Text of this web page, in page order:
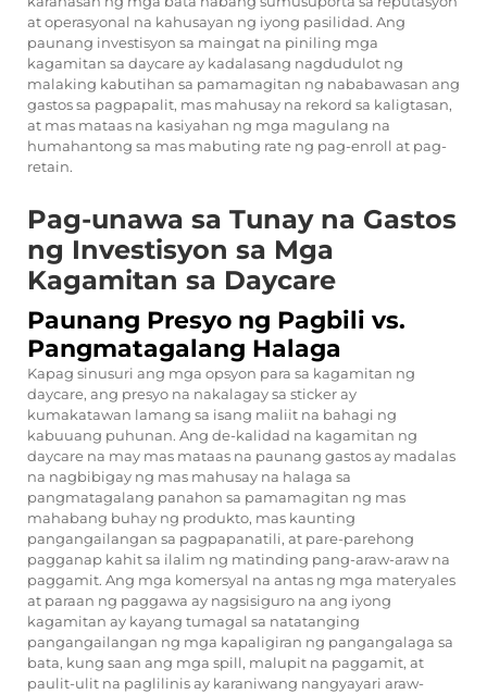
at operasyonal na kahusayan ng iyong pasilidad. Ang
paunang investisyon sa maingat na piniling mga
kagamitan sa daycare ay kadalasang nagdudulot ng
malaking kabutihan sa pamamagitan ng nababawasan ang
gastos sa pagpapalit, mas mahusay na rekord sa kaligtasan,
at mas mataas na kasiyahan ng mga magulang na
humahantong sa mas mabuting rate ng pag-enroll at pag-
retain.
Pag-unawa sa Tunay na Gastos
ng Investisyon sa Mga
Kagamitan sa Daycare
Paunang Presyo ng Pagbili vs.
Pangmatagalang Halaga
Kapag sinusuri ang mga opsyon para sa kagamitan ng
daycare, ang presyo na nakalagay sa sticker ay
kumakatawan lamang sa isang maliit na bahagi ng
kabuuang puhunan. Ang de-kalidad na kagamitan ng
daycare na may mas mataas na paunang gastos ay madalas
na nagbibigay ng mas mahusay na halaga sa
pangmatagalang panahon sa pamamagitan ng mas
mahabang buhay ng produkto, mas kaunting
pangangailangan sa pagpapanatili, at pare-parehong
pagganap kahit sa ilalim ng matinding pang-araw-araw na
paggamit. Ang mga komersyal na antas ng mga materyales
at paraan ng paggawa ay nagsisiguro na ang iyong
kagamitan ay kayang tumagal sa natatanging
pangangailangan ng mga kapaligiran ng pangangalaga sa
bata, kung saan ang mga spill, malupit na paggamit, at
paulit-ulit na paglilinis ay karaniwang nangyayari araw-